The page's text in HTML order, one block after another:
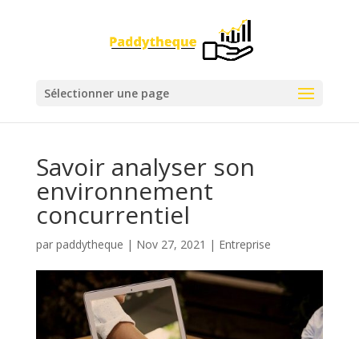
Sélectionner une page
Savoir analyser son
environnement
concurrentiel
par paddytheque | Nov 27, 2021 | Entreprise